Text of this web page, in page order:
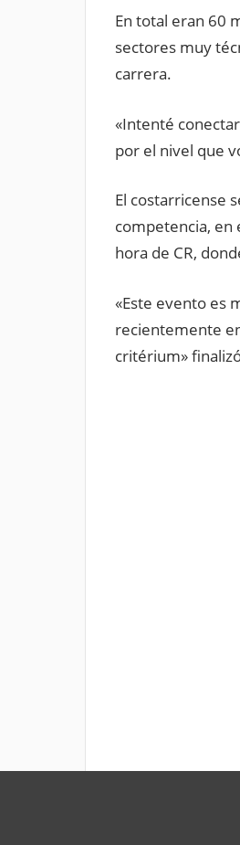
En total eran 60
sectores muy
carrera.
«Intenté
por el nivel que
El costarricense
competencia, en
hora de CR,
«Este evento es
recientemente
critérium»